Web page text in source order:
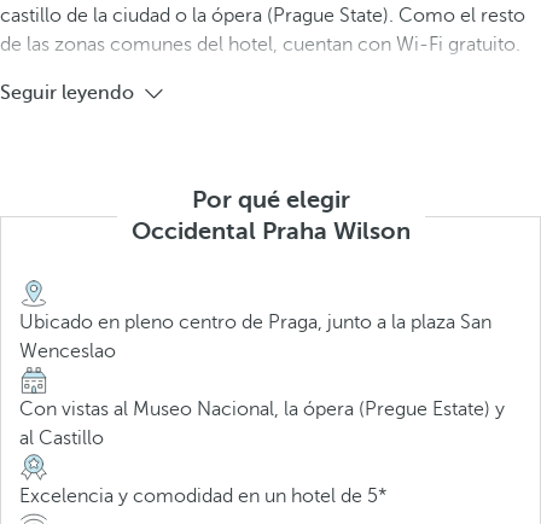
castillo de la ciudad o la ópera (Prague State). Como el resto
de las zonas comunes del hotel, cuentan con Wi-Fi gratuito.
Seguir leyendo
Por qué elegir
Occidental Praha Wilson
Ubicado en pleno centro de Praga, junto a la plaza San
Wenceslao
Con vistas al Museo Nacional, la ópera (Pregue Estate) y
al Castillo
Excelencia y comodidad en un hotel de 5*